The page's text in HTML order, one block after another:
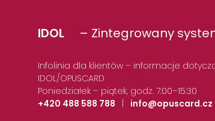
IDOL – Zintegrowany
Infolinia dla klientów – informacje
IDOL/OPUSCARD
Poniedziałek – piątek, godz. 7:00–15:30
+420 488 588 788
| info@opuscard.cz